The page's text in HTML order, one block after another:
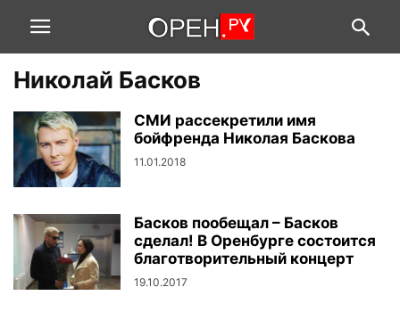
Николай Басков
СМИ рассекретили имя
бойфренда Николая Баскова
11.01.2018
Басков пообещал – Басков
сделал! В Оренбурге состоится
благотворительный концерт
19.10.2017